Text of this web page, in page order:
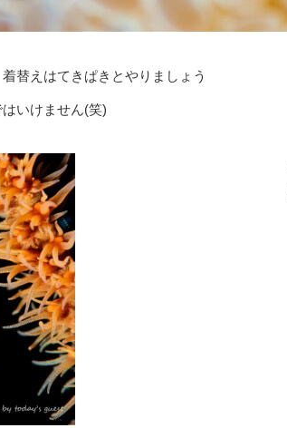
替えはてきぱきとやりましょう
いけません(笑)